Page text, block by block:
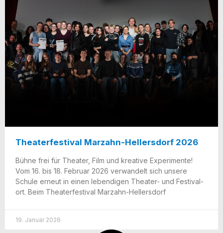
Theaterfestival Marzahn-Hellersdorf 2026
Büh­ne frei für Thea­ter, Film und krea­ti­ve Expe­ri­men­te!
Vom 16. bis 18. Febru­ar 2026 ver­wan­delt sich unse­re
Schu­le erneut in einen leben­di­gen The­a­­ter- und Fes­ti­val­
ort. Beim Thea­ter­fes­ti­val Marzahn-Hellersdorf
19. Januar 2026